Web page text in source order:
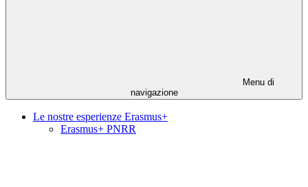
Menu di
navigazione
Le nostre esperienze Erasmus+
Erasmus+ PNRR